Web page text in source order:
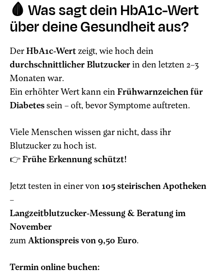
🩸 Was sagt dein HbA1c-Wert
über deine Gesundheit aus?
DerHbA1c-Wertzeigt, wie hoch dein
durchschnittlicher Blutzuckerin den letzten 2–3
Monaten war.
Ein erhöhter Wert kann ein Frühwarnzeichen für
Diabetessein – oft, bevor Symptome auftreten.
Viele Menschen wissen gar nicht, dass ihr
Blutzucker zu hoch ist.
👉Frühe Erkennung schützt!
Jetzt testen in einer von 105 steirischen Apotheken
–
Langzeitblutzucker-Messung & Beratung im
November
zumAktionspreis von 9,50 Euro.
Termin online buchen: